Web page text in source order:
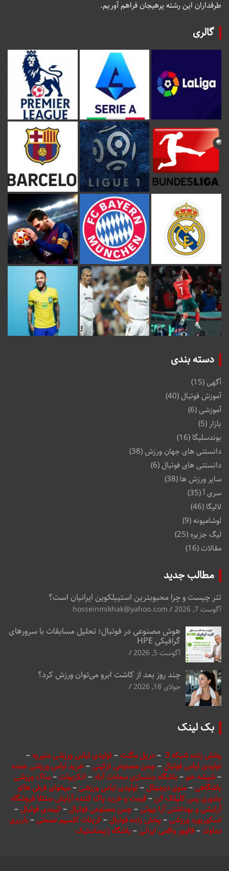
طرفداران این رشته پرهیجان فراهم آوریم.
گالری
دسته بندی
آگهی(15)
آموزش فوتبال (40)
آموزشی(6)
بازار (5)
بوندسلیگا (16)
دانستنی های جهان ورزش(38)
دانستنی های فوتبال (6)
سایر ورزش ها (38)
سری آ(35)
لالیگا (46)
لوشامپونه(9)
لیگ جزیره (25)
مقالات(16)
مطالب جدید
تتر چیست و چرا محبوبترین استیبلکوین ایرانیان است؟
آگوست 7, 2026 hosseinmikhak@yahoo.com
هوش مصنوعی در فوتبال؛ تحلیل مسابقات با سرورهای
گرافیکی HPE
آگوست 5, 2026
چند روز بعد از کاشت ابرو می‌توان ورزش کرد؟
جولای 18, 2026
بک لینک
پخش زنده شبکه 3 –دریل مگنت–تولیدی لباس ورزشی منیریه–
تولیدی لباس فوتبال –چمن مصنوعی تزئینی –خرید لباس ورزشی عمده
–شیشه خم–باشگاه بدنسازی سعادت آباد – انکربولت–ساک ورزشی
باشگاهی –منوی دیجیتال –تولیدی لباس ورزشی –میخوای فرش هاتو
بشوری پس کلیلک کن –قیمت و خرید پاک کننده آرایش سنتلا فروشگاه
آرایشی و بهداشتی آرا بیوتی –چمن مصنوعی فوتبال –کیمدی فوتبال –
اسکوربورد ورزشی –پخش زنده فوتبال –کربنات کلسیم صنعتی –باربری
دماوند–فالوور واقعی ایرانی –باشگاه ژیمناستیک